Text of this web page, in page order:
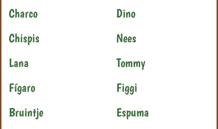
Charco
Dino
Chispis
Nees
Lana
Tommy
Fígaro
Figgi
Bruintje
Espuma